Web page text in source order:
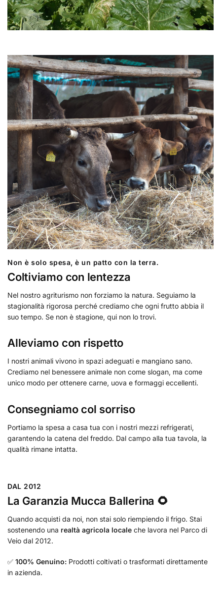
Non è solo spesa, è un patto con la terra.
Coltiviamo con lentezza
Nel nostro agriturismo non forziamo la natura. Seguiamo la
stagionalità rigorosa perché crediamo che ogni frutto abbia il
suo tempo. Se non è stagione, qui non lo trovi.
Alleviamo con rispetto
I nostri animali vivono in spazi adeguati e mangiano sano.
Crediamo nel benessere animale non come slogan, ma come
unico modo per ottenere carne, uova e formaggi eccellenti.
Consegniamo col sorriso
Portiamo la spesa a casa tua con i nostri mezzi refrigerati,
garantendo la catena del freddo. Dal campo alla tua tavola, la
qualità rimane intatta.
DAL 2012
La Garanzia Mucca Ballerina 🌻
Quando acquisti da noi, non stai solo riempiendo il frigo. Stai
sostenendo una realtà agricola locale che lavora nel Parco di
Veio dal 2012.
✅ 100% Genuino: Prodotti coltivati o trasformati direttamente
in azienda.